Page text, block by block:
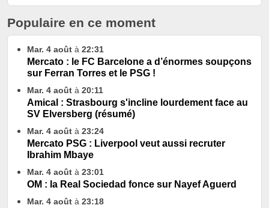
Populaire en ce moment
Mar. 4 août à 22:31
Mercato : le FC Barcelone a d’énormes soupçons
sur Ferran Torres et le PSG !
Mar. 4 août à 20:11
Amical : Strasbourg s'incline lourdement face au
SV Elversberg (résumé)
Mar. 4 août à 23:24
Mercato PSG : Liverpool veut aussi recruter
Ibrahim Mbaye
Mar. 4 août à 23:01
OM : la Real Sociedad fonce sur Nayef Aguerd
Mar. 4 août à 23:18